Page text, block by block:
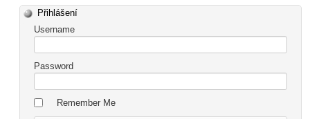
Přihlášení
Username
Password
Remember Me